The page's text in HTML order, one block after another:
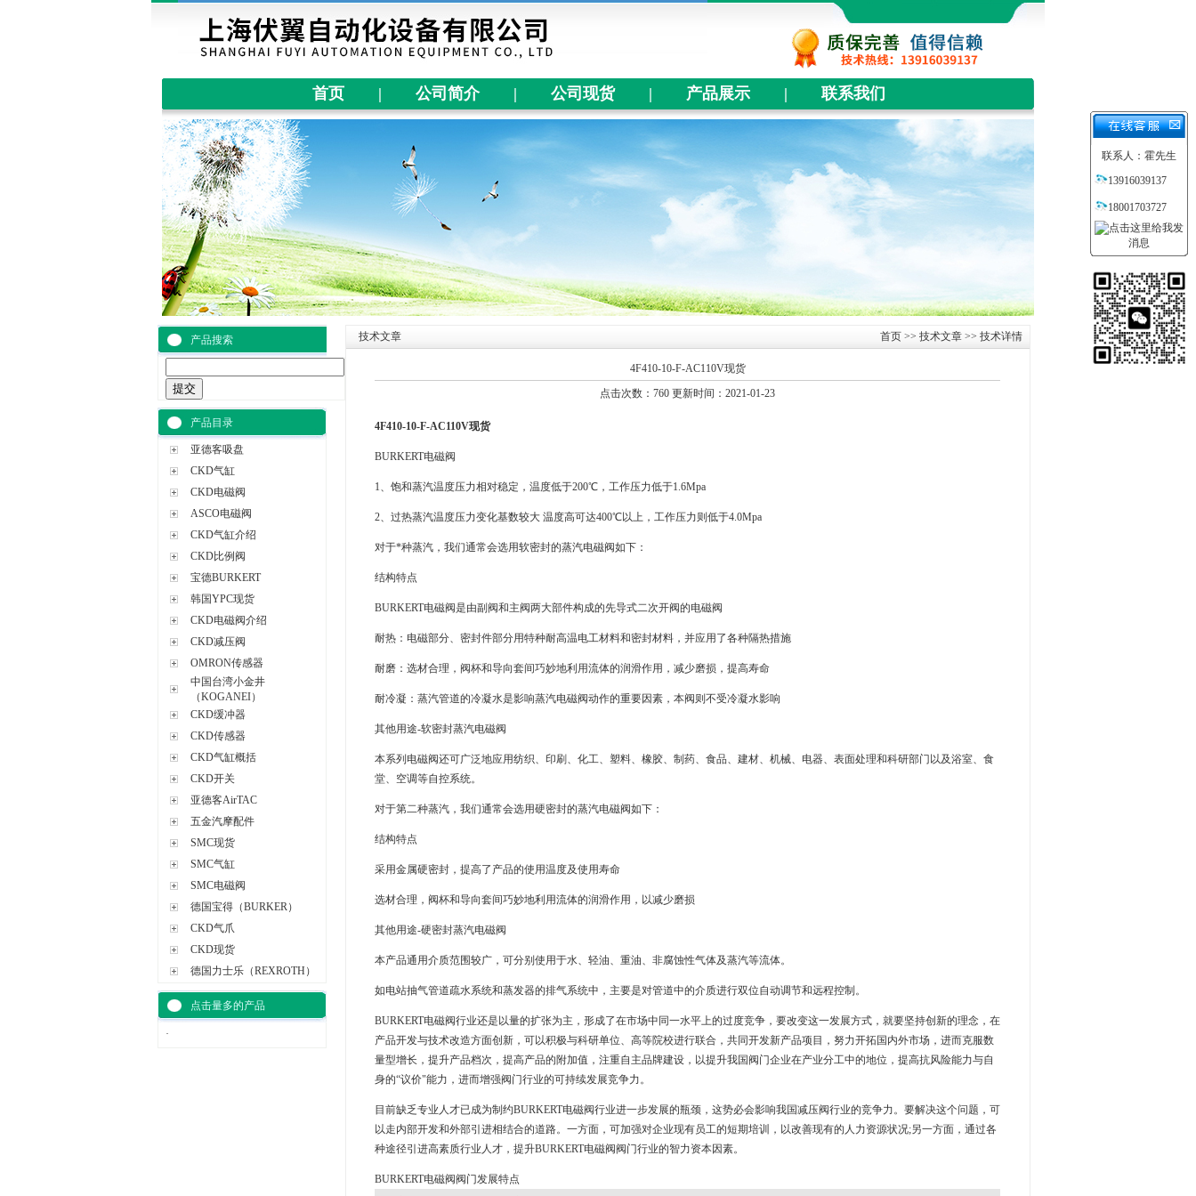
首页 | 公司简介 | 公司现货 | 产品展示 | 联系我们
产品搜索
产品目录
亚德客吸盘
CKD气缸
CKD电磁阀
ASCO电磁阀
CKD气缸介绍
CKD比例阀
宝德BURKERT
韩国YPC现货
CKD电磁阀介绍
CKD减压阀
OMRON传感器
中国台湾小金井
（KOGANEI）
CKD缓冲器
CKD传感器
CKD气缸概括
CKD开关
亚德客AirTAC
五金汽摩配件
SMC现货
SMC气缸
SMC电磁阀
德国宝得（BURKER）
CKD气爪
CKD现货
德国力士乐（REXROTH）
点击量多的产品
·
技术文章 首页>> 技术文章>> 技术详情
4F410-10-F-AC110V现货
点击次数：760 更新时间：2021-01-23
4F410-10-F-AC110V现货
BURKERT电磁阀
1、饱和蒸汽温度压力相对稳定，温度低于200℃，工作压力低于1.6Mpa
2、过热蒸汽温度压力变化基数较大 温度高可达400℃以上，工作压力则低于4.0Mpa
对于*种蒸汽，我们通常会选用软密封的蒸汽电磁阀如下：
结构特点
BURKERT电磁阀是由副阀和主阀两大部件构成的先导式二次开阀的电磁阀
耐热：电磁部分、密封件部分用特种耐高温电工材料和密封材料，并应用了各种隔热措施
耐磨：选材合理，阀杯和导向套间巧妙地利用流体的润滑作用，减少磨损，提高寿命
耐冷凝：蒸汽管道的冷凝水是影响蒸汽电磁阀动作的重要因素，本阀则不受冷凝水影响
其他用途-软密封蒸汽电磁阀
本系列电磁阀还可广泛地应用纺织、印刷、化工、塑料、橡胶、制药、食品、建材、机械、电器、表面处理和科研部门以及浴室、食
堂、空调等自控系统。
对于第二种蒸汽，我们通常会选用硬密封的蒸汽电磁阀如下：
结构特点
采用金属硬密封，提高了产品的使用温度及使用寿命
选材合理，阀杯和导向套间巧妙地利用流体的润滑作用，以减少磨损
其他用途-硬密封蒸汽电磁阀
本产品通用介质范围较广，可分别使用于水、轻油、重油、非腐蚀性气体及蒸汽等流体。
如电站抽气管道疏水系统和蒸发器的排气系统中，主要是对管道中的介质进行双位自动调节和远程控制。
BURKERT电磁阀行业还是以量的扩张为主，形成了在市场中同一水平上的过度竞争，要改变这一发展方式，就要坚持创新的理念，在
产品开发与技术改造方面创新，可以积极与科研单位、高等院校进行联合，共同开发新产品项目，努力开拓国内外市场，进而克服数
量型增长，提升产品档次，提高产品的附加值，注重自主品牌建设，以提升我国阀门企业在产业分工中的地位，提高抗风险能力与自
身的“议价"能力，进而增强阀门行业的可持续发展竞争力。
目前缺乏专业人才已成为制约BURKERT电磁阀行业进一步发展的瓶颈，这势必会影响我国减压阀行业的竞争力。要解决这个问题，可
以走内部开发和外部引进相结合的道路。一方面，可加强对企业现有员工的短期培训，以改善现有的人力资源状况;另一方面，通过各
种途径引进高素质行业人才，提升BURKERT电磁阀阀门行业的智力资本因素。
BURKERT电磁阀阀门发展特点
联系人：霍先生
13916039137
18001703727